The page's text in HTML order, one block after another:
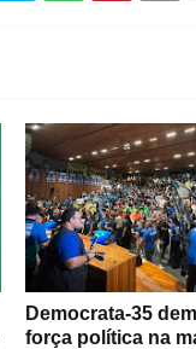
Democrata-35
força política na